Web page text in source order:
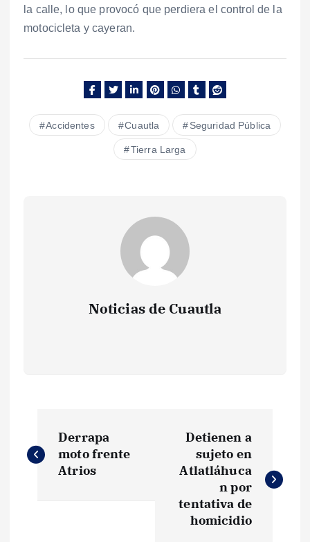
la calle, lo que provocó que perdiera el control de la
motocicleta y cayeran.
Accidentes Cuautla Seguridad Pública
Tierra Larga
Noticias de Cuautla
a
Derrapa
moto frente
Atrios
Detienen a
sujeto en
Atlatláhuca
n por
tentativa de
homicidio